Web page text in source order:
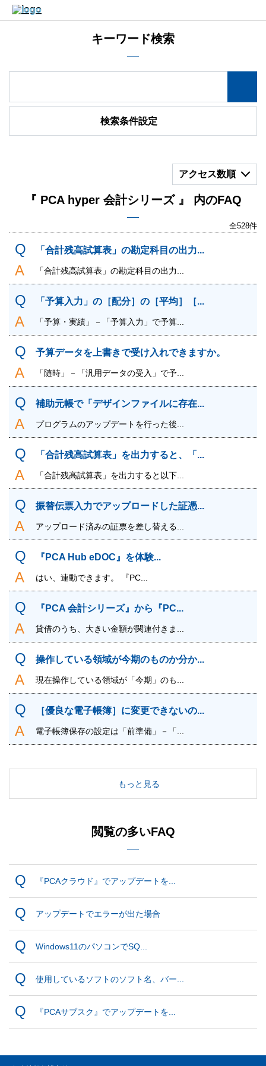
キーワード検索
検索条件設定
アクセス数順
『 PCA hyper 会計シリーズ 』 内のFAQ
全528件
「合計残高試算表」の勘定科目の出力...
「合計残高試算表」の勘定科目の出力...
「予算入力」の［配分］の［平均］［...
「予算・実績」－「予算入力」で予算...
予算データを上書きで受け入れできますか。
「随時」－「汎用データの受入」で予...
補助元帳で「デザインファイルに存在...
プログラムのアップデートを行った後...
「合計残高試算表」を出力すると、「...
「合計残高試算表」を出力すると以下...
振替伝票入力でアップロードした証憑...
アップロード済みの証票を差し替える...
『PCA Hub eDOC』を体験...
はい、連動できます。 『PC...
『PCA 会計シリーズ』から『PC...
貸借のうち、大きい金額が関連付きま...
操作している領域が今期のものか分か...
現在操作している領域が「今期」のも...
［優良な電子帳簿］に変更できないの...
電子帳簿保存の設定は「前準備」－「...
もっと見る
閲覧の多いFAQ
『PCAクラウド』でアップデートを...
アップデートでエラーが出た場合
Windows11のパソコンでSQ...
使用しているソフトのソフト名、バー...
『PCAサブスク』でアップデートを...